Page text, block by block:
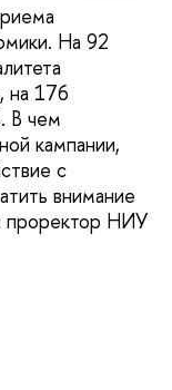
На 92
на 176
В чем
кампании,
с
внимание
проректор НИУ